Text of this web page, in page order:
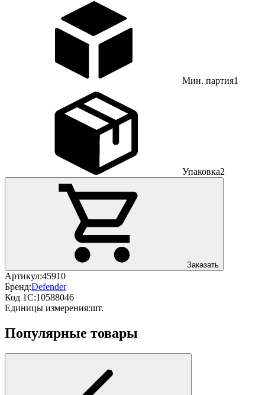
Мин. партия1
Упаковка2
Заказать
Артикул:45910
Бренд:Defender
Код 1С:10588046
Единицы измерения:шт.
Популярные товары